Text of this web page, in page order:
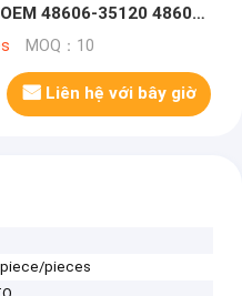
48606-35120 48606-
MOQ：10
Liên hệ với bây giờ
piece/pieces